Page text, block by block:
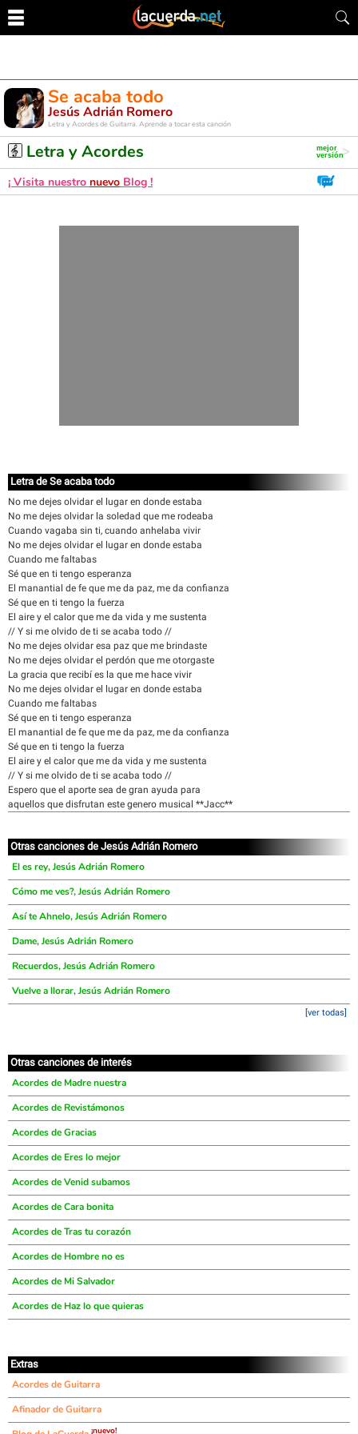
Se acaba todo
Jesús Adrián Romero
Letra y Acordes de Guitarra. Aprende a tocar esta canción
Letra y Acordes
¡ Visita nuestro nuevo Blog !
Letra de Se acaba todo
No me dejes olvidar el lugar en donde estaba
No me dejes olvidar la soledad que me rodeaba
Cuando vagaba sin ti, cuando anhelaba vivir
No me dejes olvidar el lugar en donde estaba
Cuando me faltabas
Sé que en ti tengo esperanza
El manantial de fe que me da paz, me da confianza
Sé que en ti tengo la fuerza
El aire y el calor que me da vida y me sustenta
// Y si me olvido de ti se acaba todo //
No me dejes olvidar esa paz que me brindaste
No me dejes olvidar el perdón que me otorgaste
La gracia que recibí es la que me hace vivir
No me dejes olvidar el lugar en donde estaba
Cuando me faltabas
Sé que en ti tengo esperanza
El manantial de fe que me da paz, me da confianza
Sé que en ti tengo la fuerza
El aire y el calor que me da vida y me sustenta
// Y si me olvido de ti se acaba todo //
Espero que el aporte sea de gran ayuda para
aquellos que disfrutan este genero musical **Jacc**
Otras canciones de Jesús Adrián Romero
El es rey, Jesús Adrián Romero
Cómo me ves?, Jesús Adrián Romero
Así te Ahnelo, Jesús Adrián Romero
Dame, Jesús Adrián Romero
Recuerdos, Jesús Adrián Romero
Vuelve a llorar, Jesús Adrián Romero
[ver todas]
Otras canciones de interés
Acordes de Madre nuestra
Acordes de Revistámonos
Acordes de Gracias
Acordes de Eres lo mejor
Acordes de Venid subamos
Acordes de Cara bonita
Acordes de Tras tu corazón
Acordes de Hombre no es
Acordes de Mi Salvador
Acordes de Haz lo que quieras
Extras
Acordes de Guitarra
Afinador de Guitarra
¡nuevo!